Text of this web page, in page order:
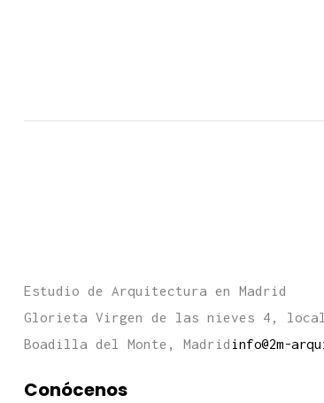
Estudio de Arquitectura en Madrid
Glorieta Virgen de las nieves 4, local
Boadilla del Monte, Madrid info@2m-
Conócenos